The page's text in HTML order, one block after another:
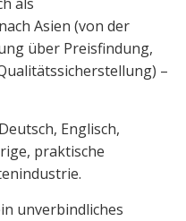
Asien (von der
über Preisfindung,
–
Englisch,
praktische
unverbindliches